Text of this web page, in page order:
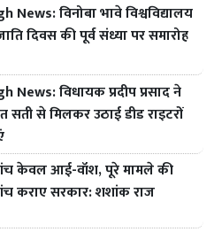
News: विनोबा भावे विश्वविद्यालय
दिवस की पूर्व संध्या पर समारोह
News: विधायक प्रदीप प्रसाद ने
सती से मिलकर उठाई डीड राइटरों
केवल आई-वॉश, पूरे मामले की
कराए सरकार: शशांक राज